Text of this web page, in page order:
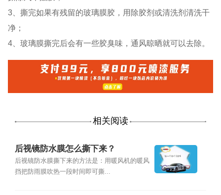
3、撕完如果有残留的玻璃膜胶，用除胶剂或清洗剂清洗干
净；
4、玻璃膜撕完后会有一些胶臭味，通风晾晒就可以去除。
相关阅读
后视镜防水膜怎么撕下来？
后视镜防水膜撕下来的方法是：用暖风机的暖风
挡把防雨膜吹热一段时间即可撕...